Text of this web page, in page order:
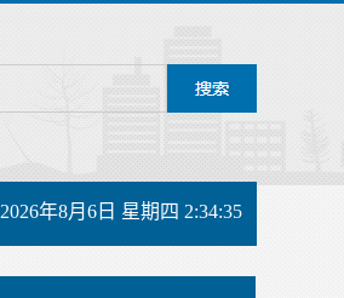
2026年8月6日 星期四 2:34:35